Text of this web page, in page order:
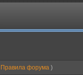
Правила форума)